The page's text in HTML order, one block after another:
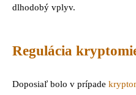
dlhodobý vplyv.
Regulácia
Doposiaľ bolo v prípade